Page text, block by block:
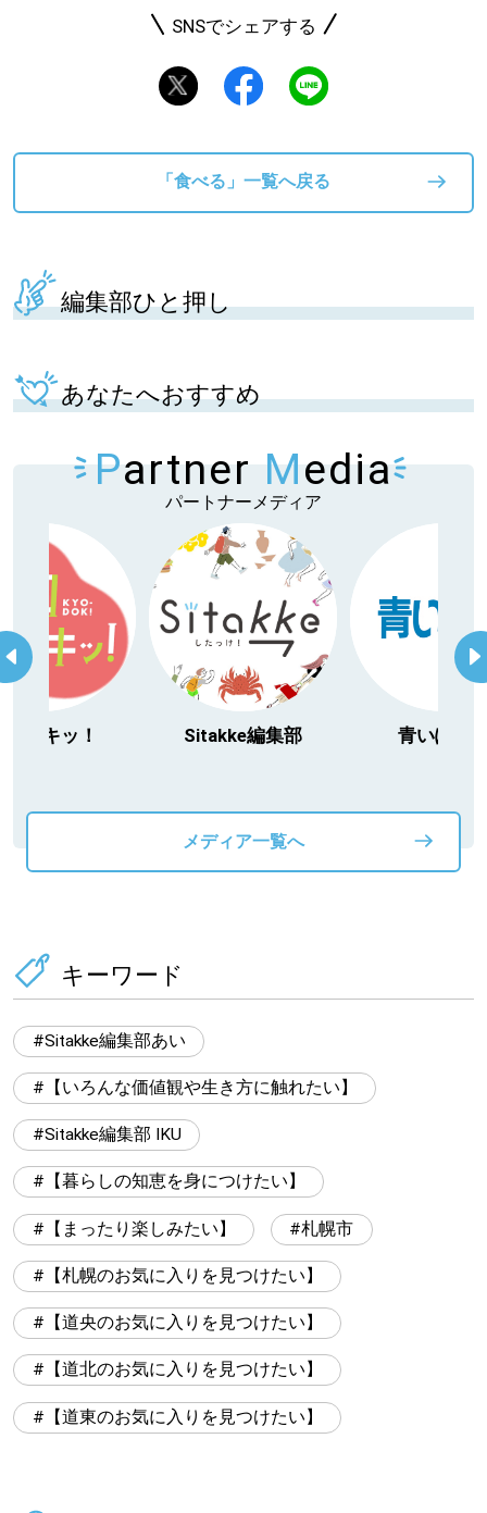
SNSでシェアする
「食べる」一覧へ戻る
編集部ひと押し
あなたへおすすめ
Partner Media
パートナーメディア
日ドキッ！ Sitakke編集部 青いぽす
メディア一覧へ
キーワード
Sitakke編集部あい
【いろんな価値観や生き方に触れたい】
Sitakke編集部 IKU
【暮らしの知恵を身につけたい】
【まったり楽しみたい】 札幌市
【札幌のお気に入りを見つけたい】
【道央のお気に入りを見つけたい】
【道北のお気に入りを見つけたい】
【道東のお気に入りを見つけたい】